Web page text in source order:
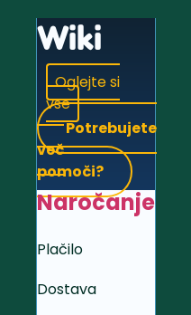
Wiki
Oglejte si
vse
Potrebujete
več
pomoči?
Naročanje
Plačilo
Dostava